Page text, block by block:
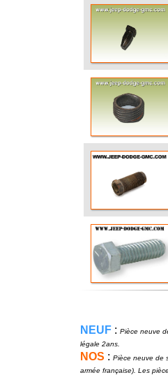
NEUF : Pièce neuve
légale 2ans.
NOS : Pièce neuve de
armée française). Les